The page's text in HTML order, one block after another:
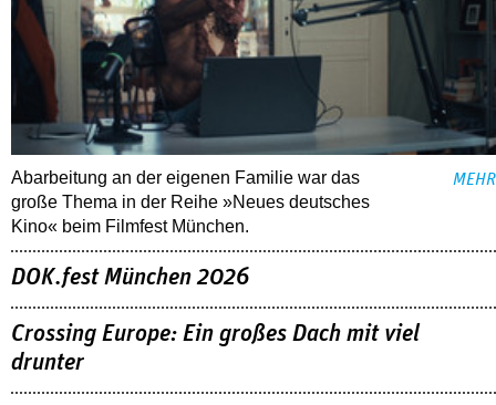
Abarbeitung an der eigenen Familie war das
große Thema in der Reihe »Neues deutsches
Kino« beim Filmfest München.
MEHR
DOK.fest München 2026
Crossing Europe: Ein großes Dach mit viel
drunter